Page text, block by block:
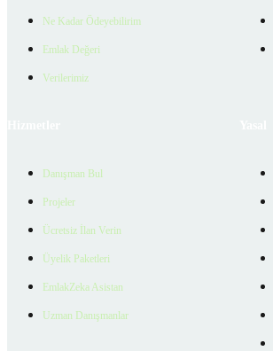
Ne Kadar Ödeyebilirim
Emlak Değeri
Verilerimiz
Danışman Bul
Projeler
Ücretsiz İlan Verin
Üyelik Paketleri
EmlakZeka Asistan
Uzman Danışmanlar